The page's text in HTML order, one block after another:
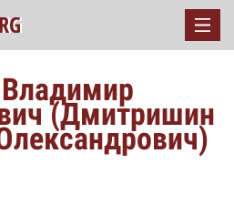
(Дмитришин